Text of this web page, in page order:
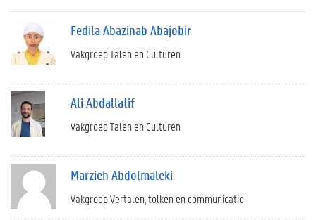
Fedila Abazinab Abajobir
Vakgroep Talen en Culturen
Ali Abdallatif
Vakgroep Talen en Culturen
Marzieh Abdolmaleki
Vakgroep Vertalen, tolken en communicatie